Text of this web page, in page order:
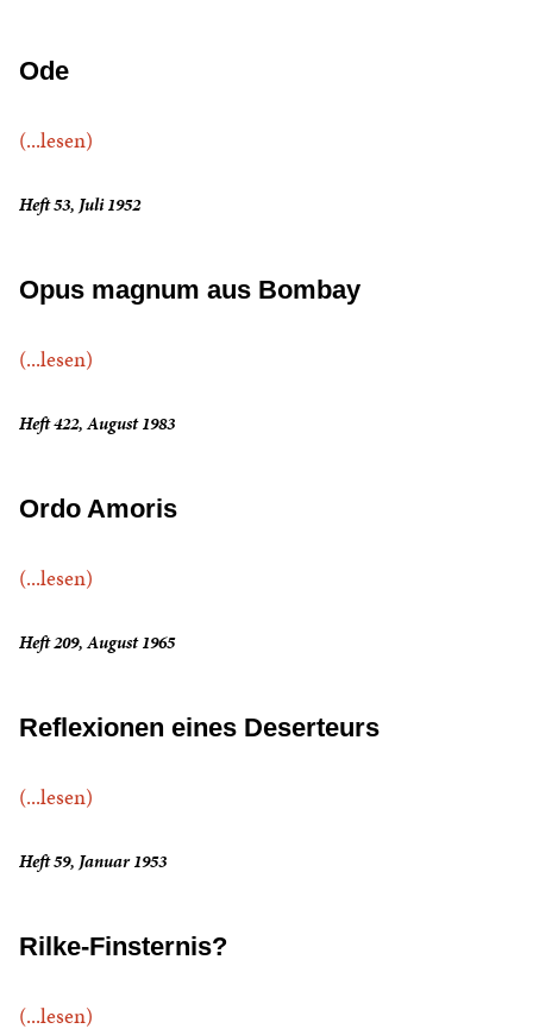
Ode
(...lesen)
Heft 53, Juli 1952
Opus magnum aus Bombay
(...lesen)
Heft 422, August 1983
Ordo Amoris
(...lesen)
Heft 209, August 1965
Reflexionen eines Deserteurs
(...lesen)
Heft 59, Januar 1953
Rilke-Finsternis?
(...lesen)